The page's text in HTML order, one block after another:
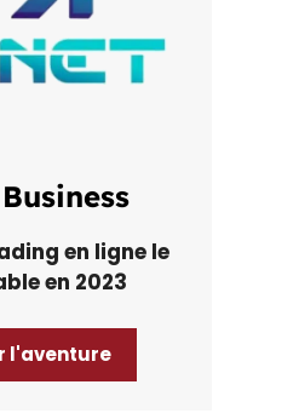
en ligne le
en 2023
l'aventure